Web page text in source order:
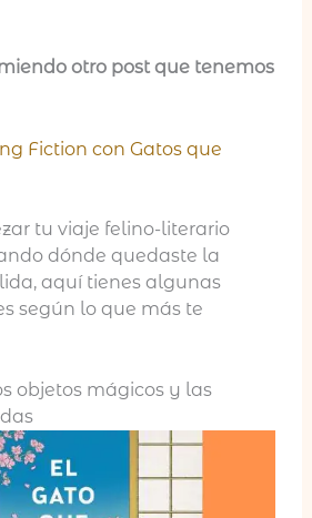
otro post que tenemos
Fiction con Gatos que
tu viaje felino-literario
dónde quedaste la
aquí tienes algunas
según lo que más te
objetos mágicos y las